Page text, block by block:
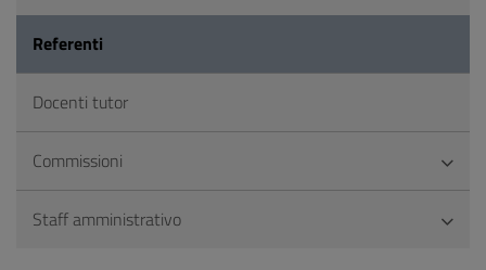
Referenti
Docenti tutor
Commissioni
Staff amministrativo